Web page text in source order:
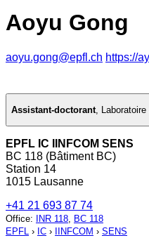
Aoyu Gong
aoyu.gong@epfl.ch https://
Assistant-doctorant,
EPFL IC IINFCOM SENS
BC 118 (Bâtiment BC)
Station 14
1015 Lausanne
+41 21 693 87 74
Office: INR 118, BC 118
EPFL › IC › IINFCOM › SENS